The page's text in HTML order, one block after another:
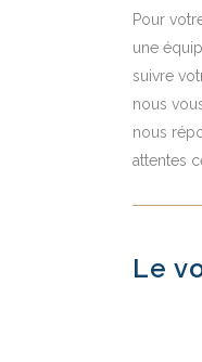
Pour
une
suivre
nous
nous
attentes
Le